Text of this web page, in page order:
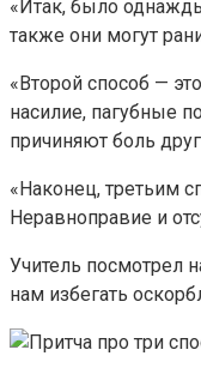
«Итак, было
также они могут
«Второй способ —
насилие, пагубные
причиняют боль
«Наконец, третьим
Неравноправие и
Учитель посмотрел
нам избегать